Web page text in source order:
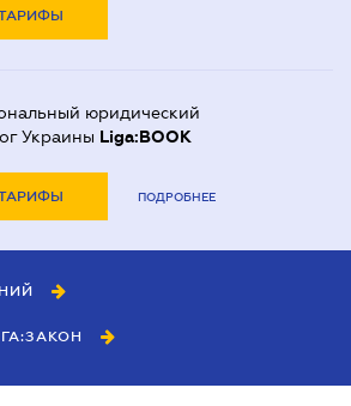
юридический
Украины Liga:BOOK
ПОДРОБНЕЕ